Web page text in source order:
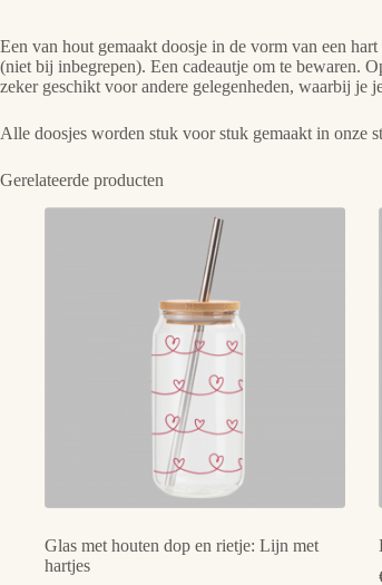
Een van hout gemaakt doosje in de vorm van een
(niet bij inbegrepen). Een cadeautje om te bewaren.
zeker geschikt voor andere gelegenheden, waarbij je
Alle doosjes worden stuk voor stuk gemaakt in onze
Gerelateerde producten
Glas met houten dop en rietje: Lijn met
hartjes